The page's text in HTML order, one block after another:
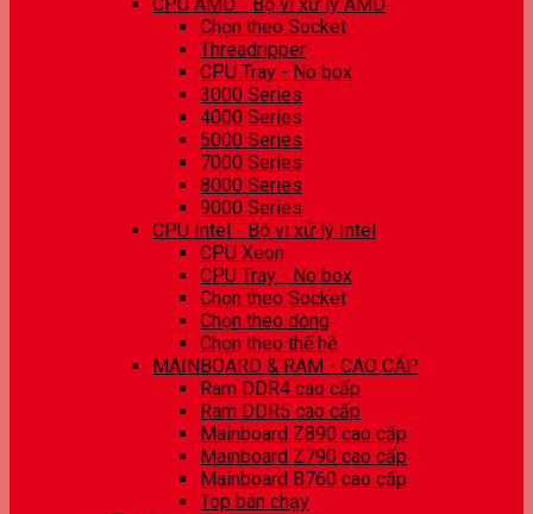
Chọn theo Socket
Threadripper
CPU Tray - No box
3000 Series
4000 Series
5000 Series
7000 Series
8000 Series
9000 Series
CPU Intel - Bộ vi xử lý Intel
CPU Xeon
CPU Tray - No box
Chọn theo Socket
Chọn theo dòng
Chọn theo thế hệ
MAINBOARD & RAM - CAO CẤP
Ram DDR4 cao cấp
Ram DDR5 cao cấp
Mainboard Z890 cao cấp
Mainboard Z790 cao cấp
Mainboard B760 cao cấp
Top bán chạy